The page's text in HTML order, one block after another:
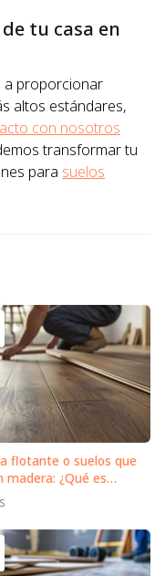
tu casa en
a proporcionar
altos estándares,
con nosotros
transformar tu
para suelos
flotante o suelos que
madera: ¿Qué es